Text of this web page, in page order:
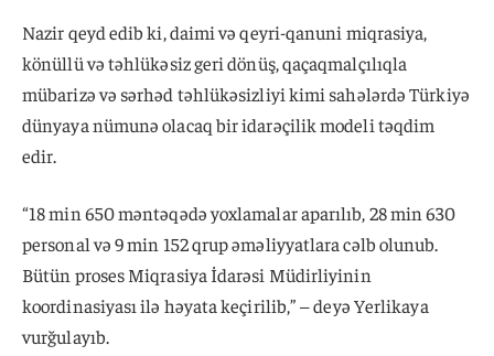
Nazir qeyd edib ki, daimi və qeyri-qanuni miqrasiya,
könüllü və təhlükəsiz geri dönüş, qaçaqmalçılıqla
mübarizə və sərhəd təhlükəsizliyi kimi sahələrdə Türkiyə
dünyaya nümunə olacaq bir idarəçilik modeli təqdim
edir.
“18 min 650 məntəqədə yoxlamalar aparılıb, 28 min 630
personal və 9 min 152 qrup əməliyyatlara cəlb olunub.
Bütün proses Miqrasiya İdarəsi Müdirliyinin
koordinasiyası ilə həyata keçirilib,” – deyə Yerlikaya
vurğulayıb.